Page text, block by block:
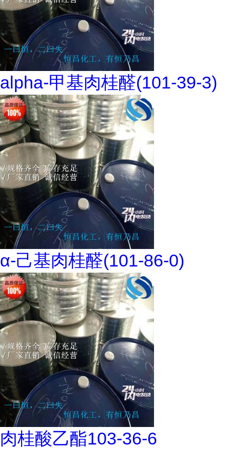
alpha-甲基肉桂醛(101-39-3)
α-己基肉桂醛(101-86-0)
肉桂酸乙酯103-36-6